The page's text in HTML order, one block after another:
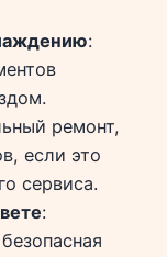
:
ремонт,
если это
сервиса.
: